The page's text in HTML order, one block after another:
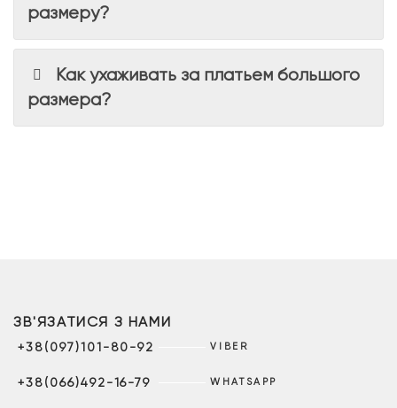
размеру?
Как ухаживать за платьем большого
размера?
ЗВ'ЯЗАТИСЯ З НАМИ
+38(097)101-80-92 VIBER
+38(066)492-16-79 WHATSAPP